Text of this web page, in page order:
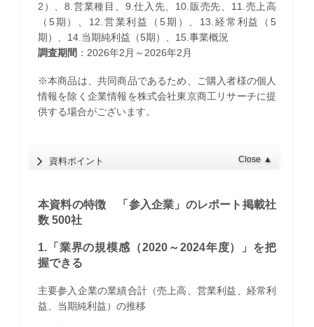
2）、8.営業種目、9.仕入先、10.販売先、11.売上高
（5期）、12.営業利益（5期）、13.経常利益（5
期）、14.当期純利益（5期）、15.事業概況
調査期間 ：2026年2月～2026年2月
※本商品は、共同商品であるため、ご購入者様の個人
情報を除く企業情報を株式会社東京商工リサーチに提
供する場合がございます。
資料ポイント Close ▲
本資料の特徴 「参入企業」のレポート掲載社
数 500社
1.「業界の規模感（2020～2024年度）」を把
握できる
主要参入企業の業績合計（売上高、営業利益、経常利
益、当期純利益）の推移